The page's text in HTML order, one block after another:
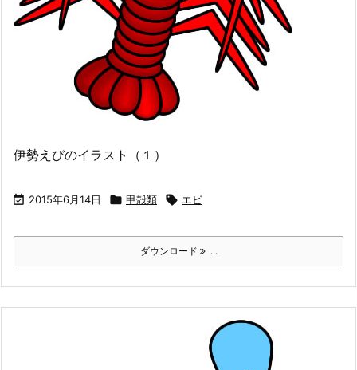
伊勢えびのイラスト（１）
 2015年6月14日  甲殻類  エビ
ダウンロード ...